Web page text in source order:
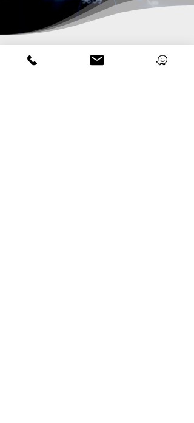
דברו איתנו